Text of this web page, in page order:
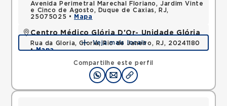
Compartilhe este perfil
Avenida Perimetral Marechal Floriano, Jardim Vinte
e Cinco de Agosto, Duque de Caxias, RJ,
25075025 •
Mapa
Centro Médico Glória D'Or- Unidade Glória
Rua da Gloria, Gloria, Rio de Janeiro, RJ, 20241180
•Mapa
Veja mais locais